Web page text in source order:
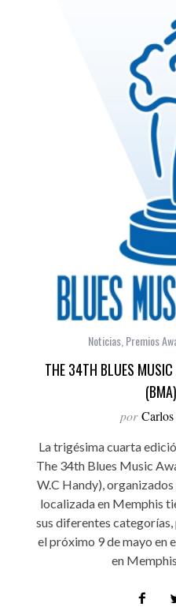
Noticias Premios
THE 34TH BLUES
por
La trigésima cuarta
The 34th Blues Music
W.C Handy),
localizada en Memphis
sus diferentes
el próximo 9 de mayo en
en